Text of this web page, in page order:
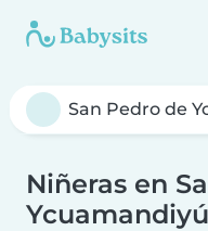
Niñeras en
Ycuamandiyú